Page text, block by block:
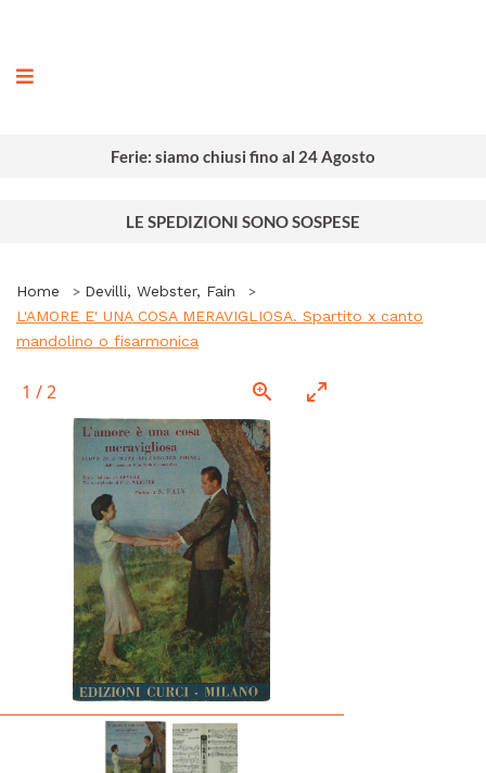
Ferie: siamo chiusi fino al 24 Agosto
LE SPEDIZIONI SONO SOSPESE
Home
Devilli, Webster, Fain
L'AMORE E' UNA COSA MERAVIGLIOSA. Spartito x canto
mandolino o fisarmonica
1 /2